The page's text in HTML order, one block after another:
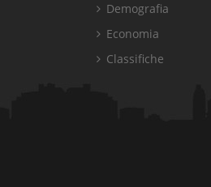
Demografia
Economia
Classifiche